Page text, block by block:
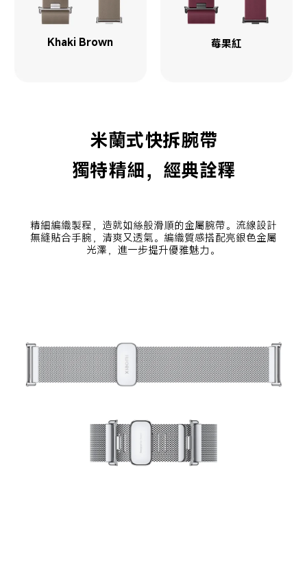
Khaki Brown
米蘭式快拆腕帶
獨特精細，經典詮釋
精細編織製程，造就如絲般滑順的金屬腕帶。流線設計
無縫貼合手腕，清爽又透氣。編織質感搭配亮銀色金屬
光澤，進一步提升優雅魅力。